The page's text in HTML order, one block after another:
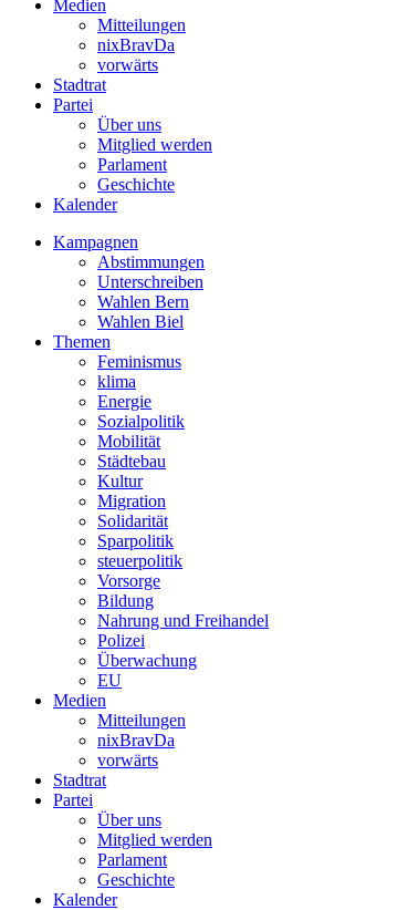
Medien
Mitteilungen
nixBravDa
vorwärts
Stadtrat
Partei
Über uns
Mitglied werden
Parlament
Geschichte
Kalender
Kampagnen
Abstimmungen
Unterschreiben
Wahlen Bern
Wahlen Biel
Themen
Feminismus
klima
Energie
Sozialpolitik
Mobilität
Städtebau
Kultur
Migration
Solidarität
Sparpolitik
steuerpolitik
Vorsorge
Bildung
Nahrung und Freihandel
Polizei
Überwachung
EU
Medien
Mitteilungen
nixBravDa
vorwärts
Stadtrat
Partei
Über uns
Mitglied werden
Parlament
Geschichte
Kalender